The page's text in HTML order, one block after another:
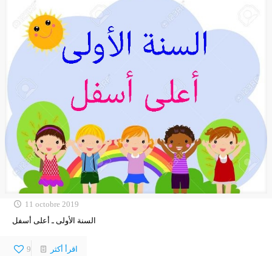
11 octobre 2019
السنة الأولى ـ أعلى أسفل
9 اقرأ أكثر